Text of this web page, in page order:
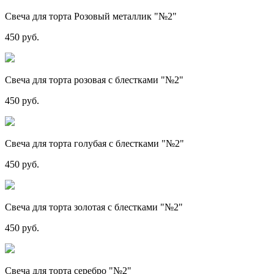
Свеча для торта Розовый металлик "№2"
450 руб.
Свеча для торта розовая с блестками "№2"
450 руб.
Свеча для торта голубая с блестками "№2"
450 руб.
Свеча для торта золотая с блестками "№2"
450 руб.
Свеча для торта серебро "№2"